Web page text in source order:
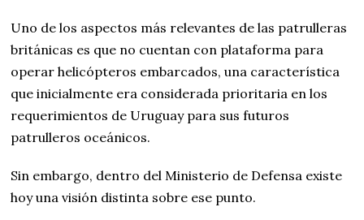
Uno de los aspectos más relevantes de las patrulleras
británicas es que no cuentan con plataforma para
operar helicópteros embarcados, una característica
que inicialmente era considerada prioritaria en los
requerimientos de Uruguay para sus futuros
patrulleros oceánicos.
Sin embargo, dentro del Ministerio de Defensa existe
hoy una visión distinta sobre ese punto.